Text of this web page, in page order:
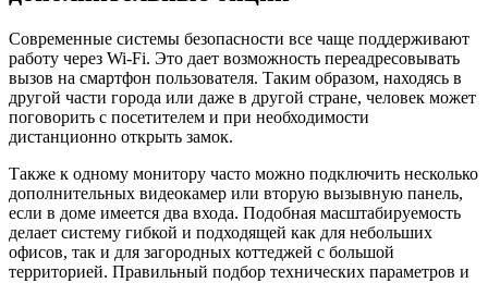
Современные системы безопасности все чаще поддерживают
работу через Wi-Fi. Это дает возможность переадресовывать
вызов на смартфон пользователя. Таким образом, находясь в
другой части города или даже в другой стране, человек может
поговорить с посетителем и при необходимости
дистанционно открыть замок.
Также к одному монитору часто можно подключить несколько
дополнительных видеокамер или вторую вызывную панель,
если в доме имеется два входа. Подобная масштабируемость
делает систему гибкой и подходящей как для небольших
офисов, так и для загородных коттеджей с большой
территорией. Правильный подбор технических параметров и